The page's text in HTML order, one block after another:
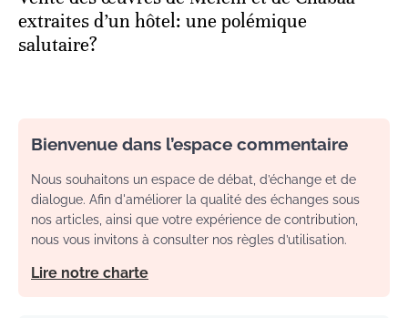
extraites d’un hôtel: une polémique
salutaire?
Bienvenue dans l’espace commentaire
Nous souhaitons un espace de débat, d’échange et de
dialogue. Afin d'améliorer la qualité des échanges sous
nos articles, ainsi que votre expérience de contribution,
nous vous invitons à consulter nos règles d’utilisation.
Lire notre charte